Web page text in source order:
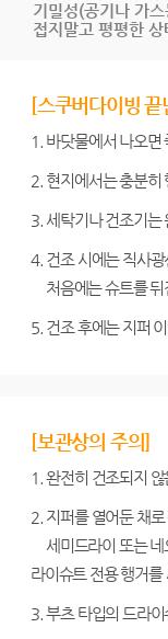
기밀성(공기나 가
접지말고 평평한 상
[스쿠버다이빙 끝
1. 바닷물에서 나오면
2. 현지에서는 충분히
3. 세탁기나 건조기는
4. 건조 시에는 직사
처음에는 슈트를 뒤
5. 건조 후에는 지퍼
[보관상의 주의]
1. 완전히 건조되지
2. 지퍼를 열어둔 채
세미드라이 또는 네
라이슈트 전용 행거를
3. 부츠 타입의 드라